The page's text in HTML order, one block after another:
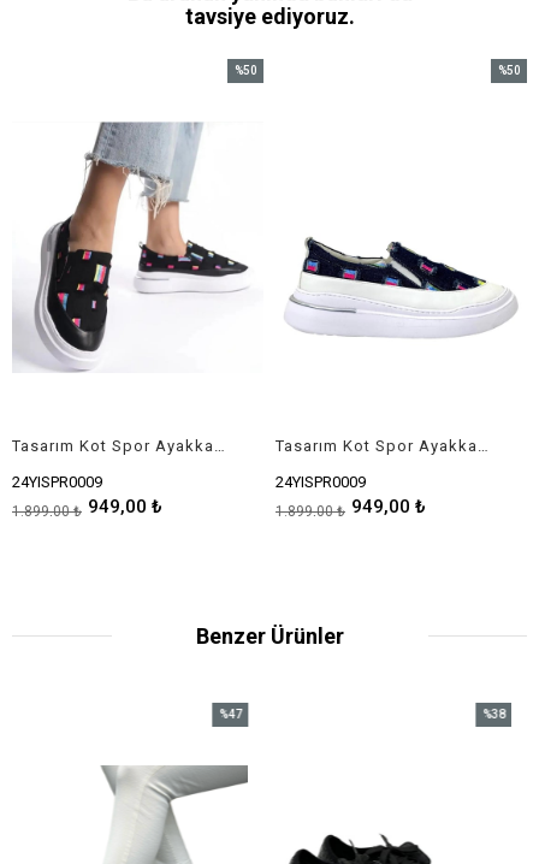
tavsiye ediyoruz.
24YISPR0009
949,00 ₺
1.899,00 ₺
%50
24YISPR0009
949,00 ₺
1.899,00 ₺
%50
Benzer Ürünler